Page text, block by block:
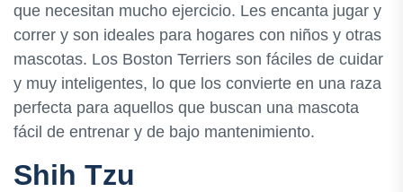
que necesitan mucho ejercicio. Les encanta jugar y
correr y son ideales para hogares con niños y otras
mascotas. Los Boston Terriers son fáciles de cuidar
y muy inteligentes, lo que los convierte en una raza
perfecta para aquellos que buscan una mascota
fácil de entrenar y de bajo mantenimiento.
Shih Tzu